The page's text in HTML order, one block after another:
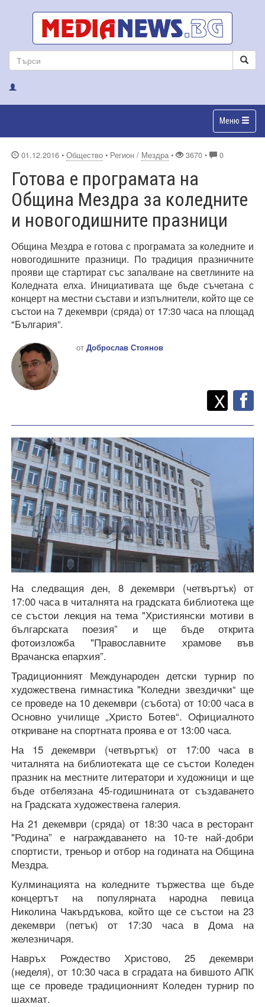
Меню
01.12.2016 • Общество • Регион / Мездра • 3670 • 0
Готова е програмата на
Община Мездра за коледните
и новогодишните празници
Община Мездра е готова с програмата за коледните и
новогодишните празници. По традиция празничните
прояви ще стартират със запалване на светлините на
Коледната елха. Инициативата ще бъде съчетана с
концерт на местни състави и изпълнители, който ще се
състои на 7 декември (сряда) от 17:30 часа на площад
"България”.
от Доброслав Стоянов
Споделете
X
На следващия ден, 8 декември (четвъртък) от
17:00 часа в читалнята на градската библиотека ще
се състои лекция на тема "Християнски мотиви в
българската поезия” и ще бъде открита
фотоизложба "Православните храмове във
Врачанска епархия”.
Традиционният Международен детски турнир по
художествена гимнастика "Коледни звездички“ ще
се проведе на 10 декември (събота) от 10:00 часа в
Основно училище „Христо Ботев“. Официалното
откриване на спортната проява е от 13:00 часа.
На 15 декември (четвъртък) от 17:00 часа в
читалнята на библиотеката ще се състои Коледен
празник на местните литератори и художници и ще
бъде отбелязана 45-годишнината от създаването
на Градската художествена галерия.
На 21 декември (сряда) от 18:30 часа в ресторант
"Родина” е награждаването на 10-те най-добри
спортисти, треньор и отбор на годината на Община
Мездра.
Кулминацията на коледните тържества ще бъде
концертът на популярната народна певица
Николина Чакърдъкова, който ще се състои на 23
декември (петък) от 17:30 часа в Дома на
железничаря.
Навръх Рождество Христово, 25 декември
(неделя), от 10:30 часа в сградата на бившото АПК
ще се проведе традиционният Коледен турнир по
шахмат.